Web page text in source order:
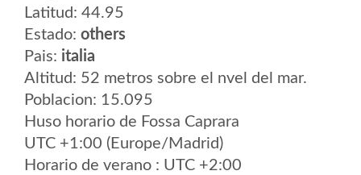
Latitud: 44.95
Estado: others
Pais: italia
Altitud: 52 metros sobre el nvel del mar.
Poblacion: 15.095
Huso horario de Fossa Caprara
UTC +1:00 (Europe/Madrid)
Horario de verano : UTC +2:00